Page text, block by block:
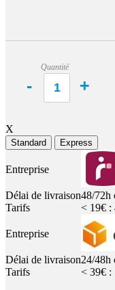
Quantité
X
Standard Express
Entreprise
Délai de livraison48/72h
Tarifs
< 19€ :
Entreprise
Délai de livraison24/48h
Tarifs
< 39€ :